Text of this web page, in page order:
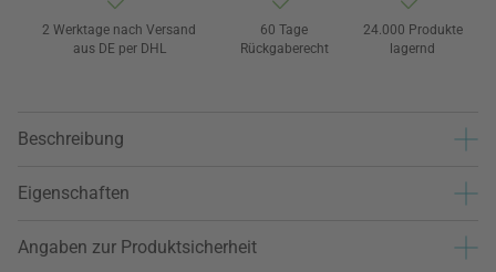
2 Werktage nach Versand
aus DE per DHL
60 Tage
Rückgaberecht
24.000 Produkte
lagernd
Beschreibung
Eigenschaften
Angaben zur Produktsicherheit